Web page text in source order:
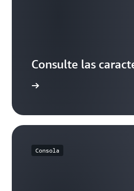
Consulte las
Consola